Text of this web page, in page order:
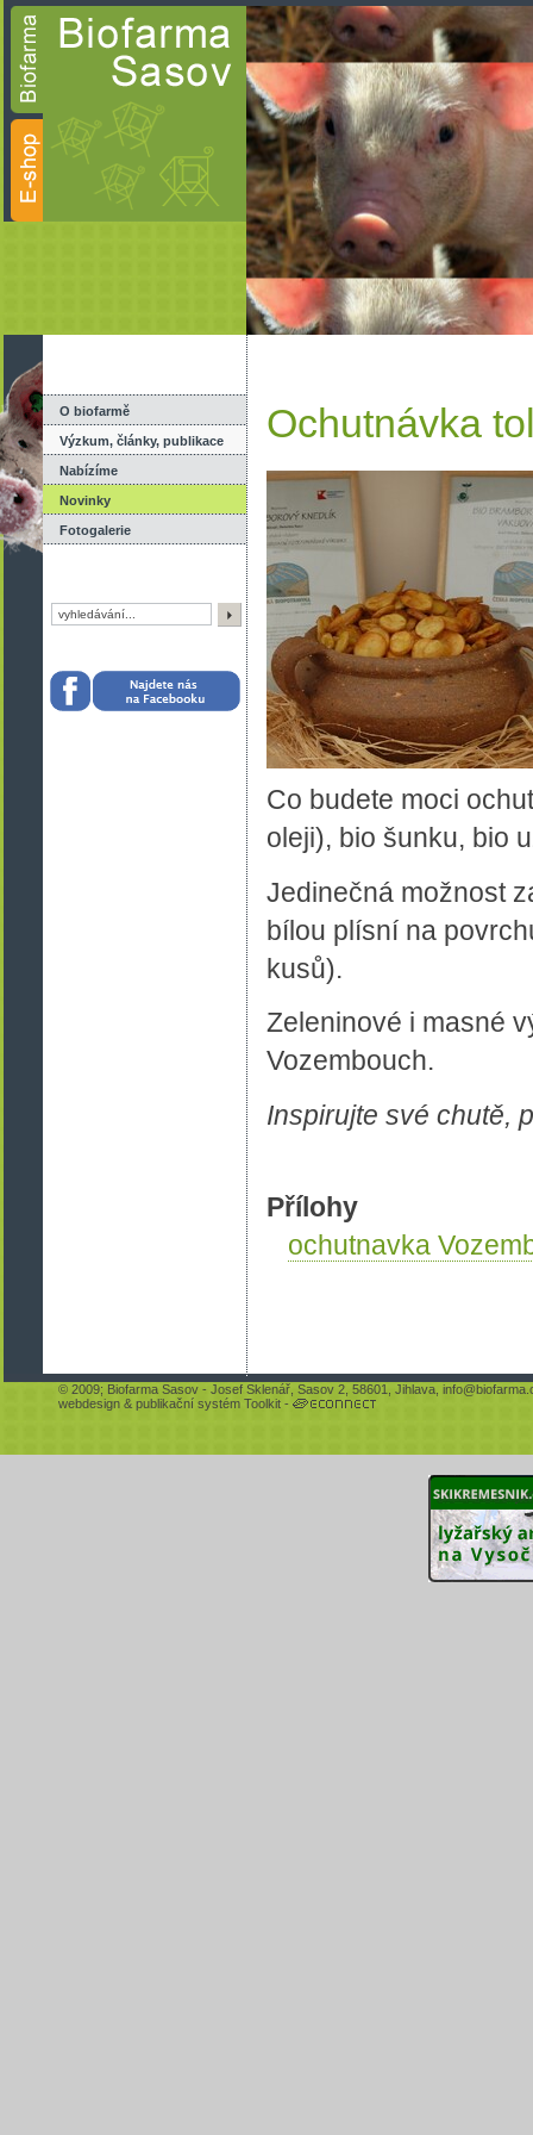
O biofarmě
Výzkum, články, publikace
Nabízíme
Novinky
Fotogalerie
Ochutnávka
Co budete moci
oleji), bio šunku, bio
Jedinečná možnost
bílou plísní na
kusů).
Zeleninové i masné
Vozembouch.
Inspirujte své chutě,
Přílohy
ochutnavka
© 2009; Biofarma Sasov - Josef Sklenář, Sasov 2, 58601, Jihlava,
webdesign & publikační systém Toolkit -